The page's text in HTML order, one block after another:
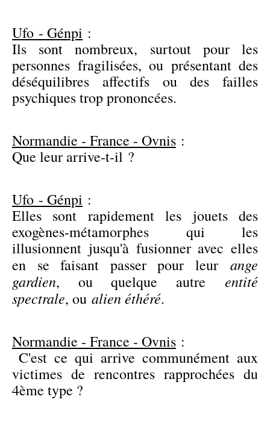
Ufo - Génpi :
Ils sont nombreux, surtout pour les
personnes fragilisées, ou présentant des
déséquilibres affectifs ou des failles
psychiques trop prononcées.
Normandie - France - Ovnis :
Que leur arrive-t-il ?
Ufo - Génpi :
Elles sont rapidement les jouets des
exogènes-métamorphes qui les
illusionnent jusqu'à fusionner avec elles
en se faisant passer pour leur ange
gardien, ou quelque autre entité
spectrale, ou alien éthéré.
Normandie - France - Ovnis :
C'est ce qui arrive communément aux
victimes de rencontres rapprochées du
4ème type ?